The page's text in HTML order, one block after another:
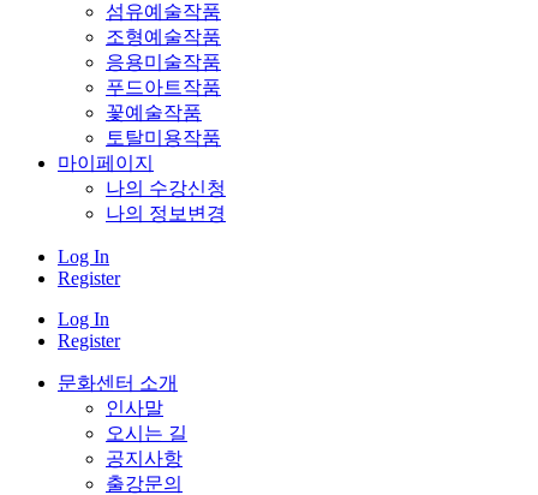
섬유예술작품
조형예술작품
응용미술작품
푸드아트작품
꽃예술작품
토탈미용작품
마이페이지
나의 수강신청
나의 정보변경
Log In
Register
Log In
Register
문화센터 소개
인사말
오시는 길
공지사항
출강문의